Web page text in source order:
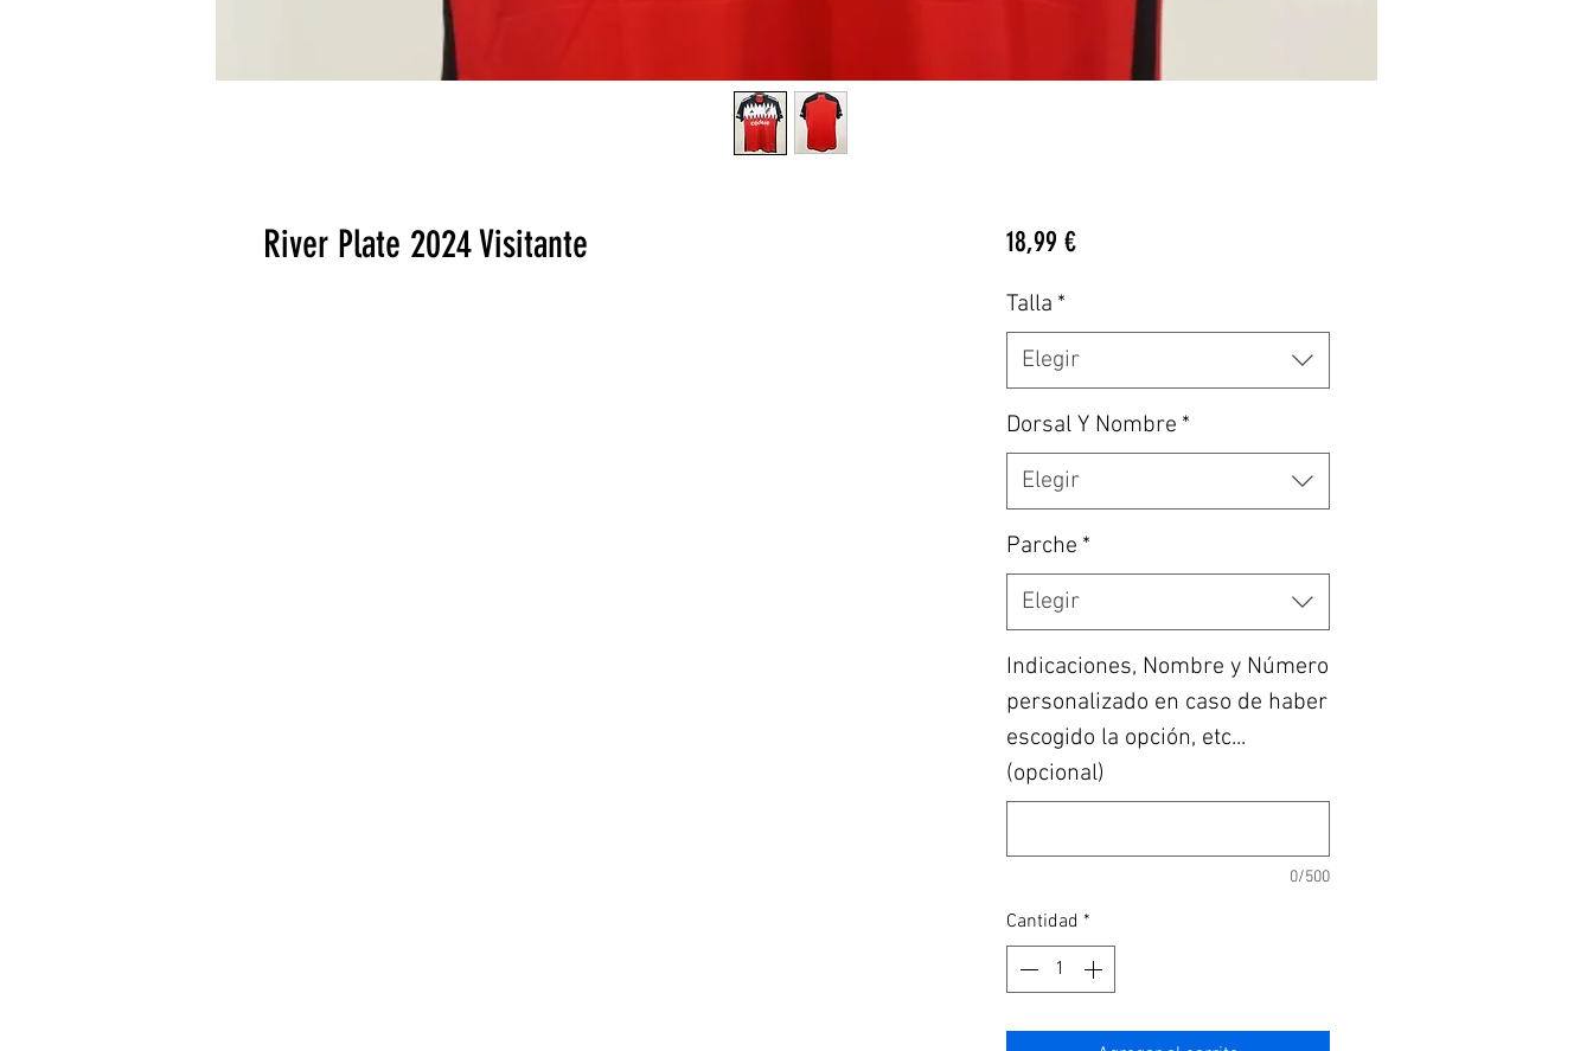
River Plate 2024 Visitante 18,99 €Precio
Talla *
Elegir
Dorsal Y Nombre *
Elegir
Parche *
Elegir
Indicaciones, Nombre y Número
personalizado en caso de haber
escogido la opción, etc...
(opcional)
0/500
Cantidad *